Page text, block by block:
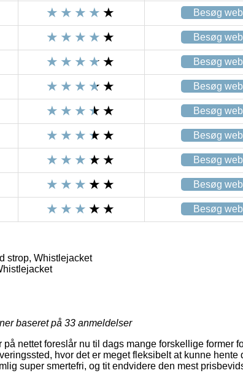
Besøg
Besøg
Besøg
Besøg
Besøg
Besøg
Besøg
Besøg
Besøg
strop, Whistlejacket
baseret på 33 anmeldelser
nettet foreslår nu til dags mange forskellige former
hvor det er meget fleksibelt at kunne hente
super smertefri, og tit endvidere den mest